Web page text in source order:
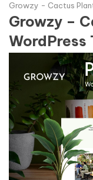
Growzy - Cactus
Growzy –
WordPress